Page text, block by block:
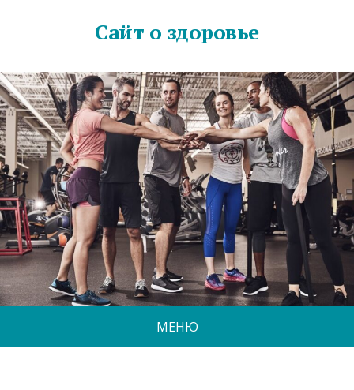
Сайт о здоровье
МЕНЮ